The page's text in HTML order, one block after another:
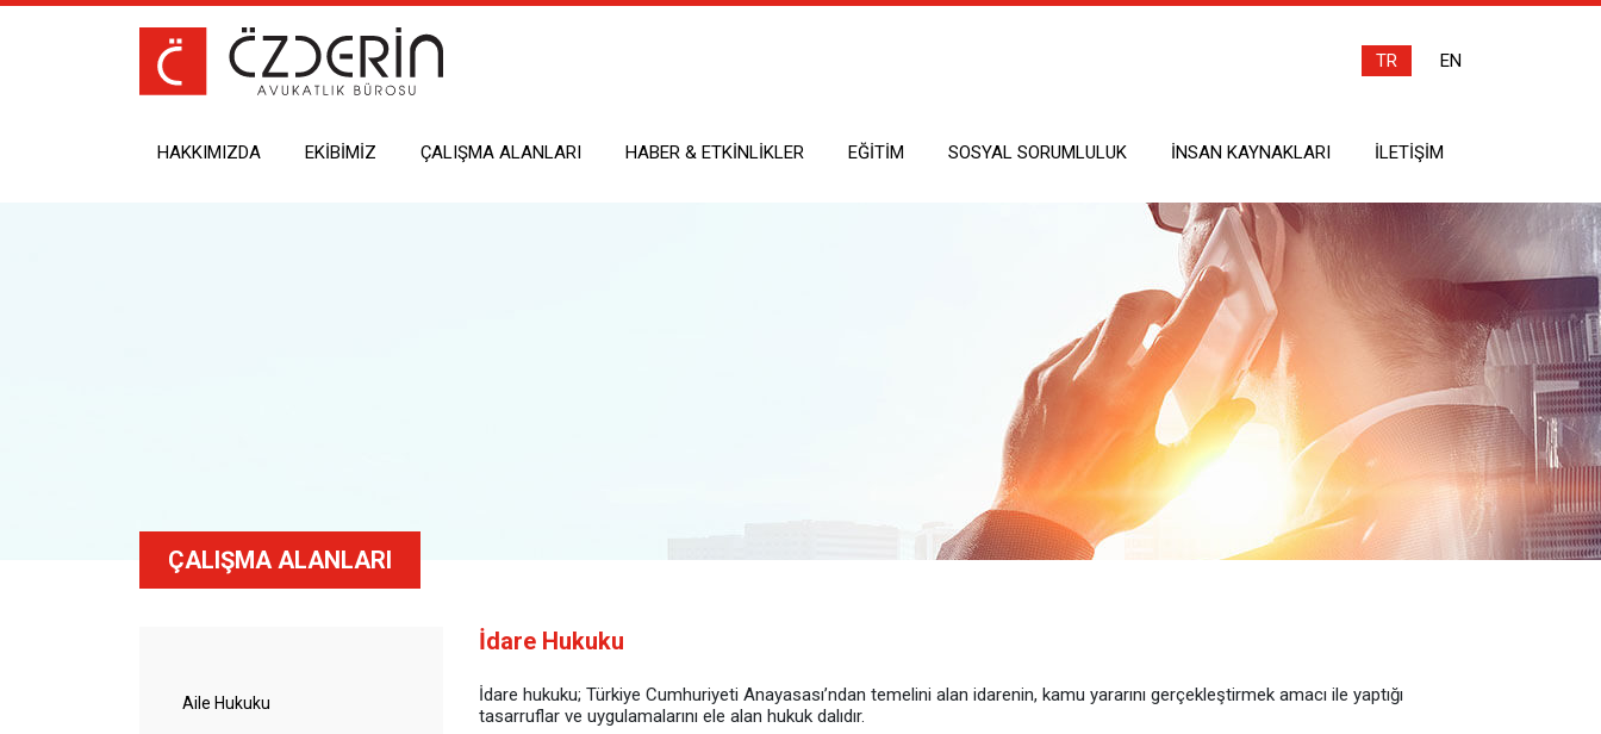
TR EN
HAKKIMIZDA EKIBIMIZ ÇALIŞMA ALANLARI HABER & ETKINLIKLER EĞITIM SOSYAL SORUMLULUK İNSAN KAYNAKLARI İLETIŞIM
ÇALIŞMA ALANLARI
Aile Hukuku
İdare Hukuku
İdare hukuku; Türkiye Cumhuriyeti Anayasası’ndan temelini alan idarenin, kamu yararını gerçekleştirmek amacı ile yaptığı
tasarruflar ve uygulamalarını ele alan hukuk dalıdır.